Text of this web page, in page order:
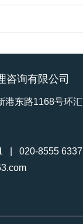
咨询有限公司
港东路1168号环
| 020-8555 6337